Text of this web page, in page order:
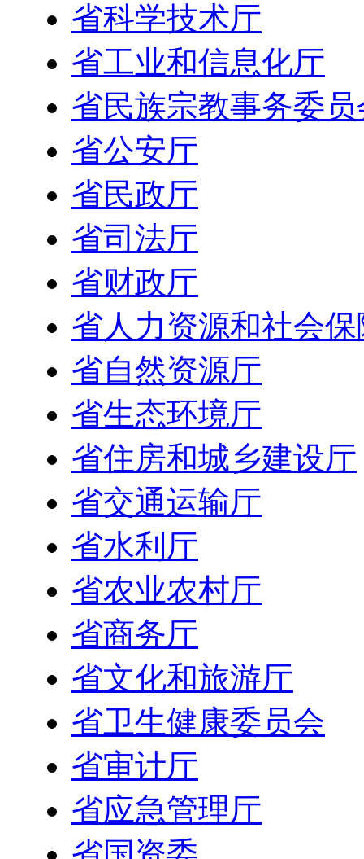
省科学技术厅
省工业和信息化厅
省民族宗教事务委员
省公安厅
省民政厅
省司法厅
省财政厅
省人力资源和社会
省自然资源厅
省生态环境厅
省住房和城乡建设厅
省交通运输厅
省水利厅
省农业农村厅
省商务厅
省文化和旅游厅
省卫生健康委员会
省审计厅
省应急管理厅